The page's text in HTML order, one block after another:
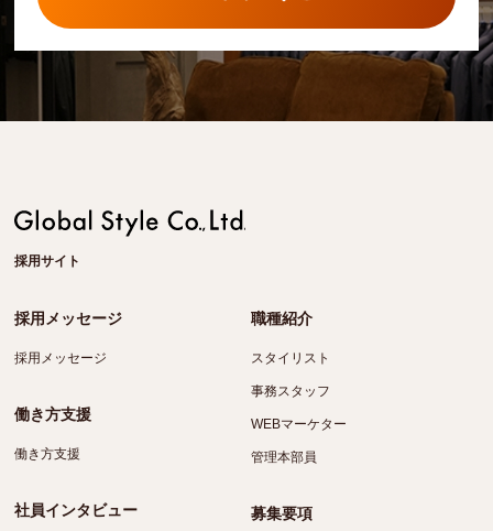
採用サイト
採用メッセージ
採用メッセージ
働き方支援
働き方支援
社員インタビュー
職種紹介
スタイリスト
事務スタッフ
WEBマーケター
管理本部員
募集要項